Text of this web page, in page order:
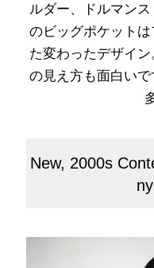
ルダー、ドルマン
のビッグポケット
た変わったデザイ
の見え方も面白い
New, 2000s